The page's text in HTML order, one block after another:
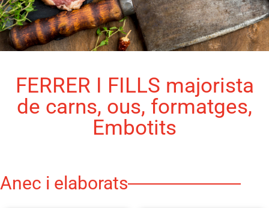
FERRER I FILLS majorista
de carns, ous, formatges,
Embotits
Anec i elaborats